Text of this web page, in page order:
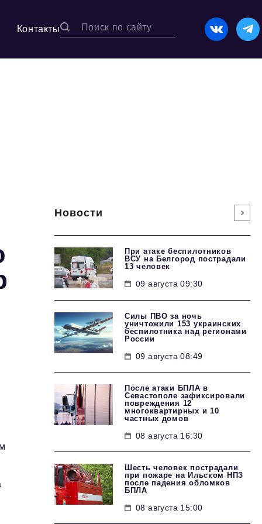
Контакты
Новости
При атаке беспилотников
ВСУ на Белгород пострадали
13 человек
09 августа 09:30
Силы ПВО за ночь
уничтожили 153 украинских
беспилотника над регионами
России
09 августа 08:49
После атаки БПЛА в
Севастополе зафиксировали
повреждения 12
многоквартирных и 10
частных домов
08 августа 16:30
Шесть человек пострадали
при пожаре на Ильском НПЗ
после падения обломков
БПЛА
08 августа 15:00